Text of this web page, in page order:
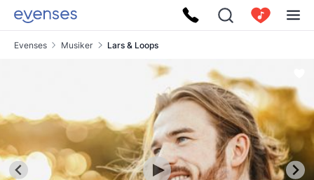
Evenses Musiker Lars & Loops